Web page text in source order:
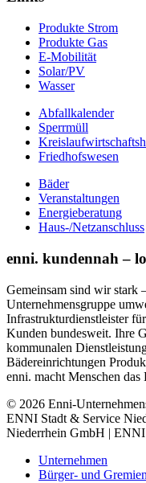
Produkte Strom
Produkte Gas
E-Mobilität
Solar/PV
Wasser
Abfallkalender
Sperrmüll
Friedhofswesen
Bäder
Veranstaltungen
Energieberatung
Haus-/Netzanschluss
enni. kundennah –
Gemeinsam sind wir stark
Unternehmensgruppe
Infrastrukturdienstleister
Kunden bundesweit. Ihre
kommunalen
Bädereinrichtungen
enni. macht Menschen das
© 2026 Enni-
ENNI Stadt & Service
Niederrhein GmbH |
Unternehmen
Bürger- und